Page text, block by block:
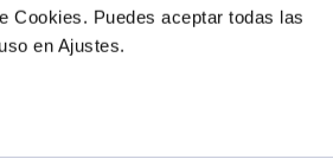
Cookies. Puedes aceptar todas las
en Ajustes.
(0)50 38 38 38